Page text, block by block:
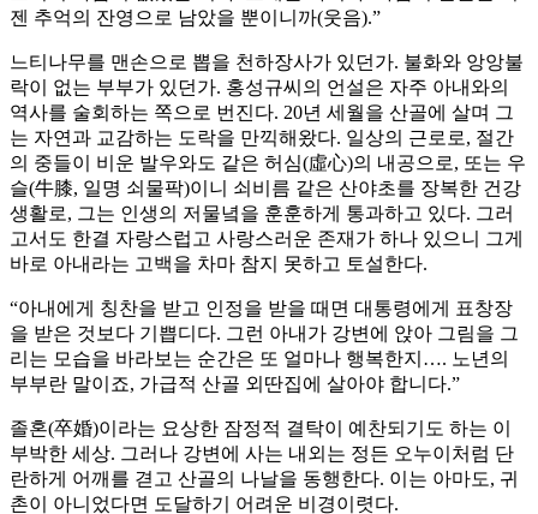
젠 추억의 잔영으로 남았을 뿐이니까(웃음).”
느티나무를 맨손으로 뽑을 천하장사가 있던가. 불화와 앙앙불
락이 없는 부부가 있던가. 홍성규씨의 언설은 자주 아내와의
역사를 술회하는 쪽으로 번진다. 20년 세월을 산골에 살며 그
는 자연과 교감하는 도락을 만끽해왔다. 일상의 근로로, 절간
의 중들이 비운 발우와도 같은 허심(虛心)의 내공으로, 또는 우
슬(牛膝, 일명 쇠물팍)이니 쇠비름 같은 산야초를 장복한 건강
생활로, 그는 인생의 저물녘을 훈훈하게 통과하고 있다. 그러
고서도 한결 자랑스럽고 사랑스러운 존재가 하나 있으니 그게
바로 아내라는 고백을 차마 참지 못하고 토설한다.
“아내에게 칭찬을 받고 인정을 받을 때면 대통령에게 표창장
을 받은 것보다 기쁩디다. 그런 아내가 강변에 앉아 그림을 그
리는 모습을 바라보는 순간은 또 얼마나 행복한지…. 노년의
부부란 말이죠, 가급적 산골 외딴집에 살아야 합니다.”
졸혼(卒婚)이라는 요상한 잠정적 결탁이 예찬되기도 하는 이
부박한 세상. 그러나 강변에 사는 내외는 정든 오누이처럼 단
란하게 어깨를 겯고 산골의 나날을 동행한다. 이는 아마도, 귀
촌이 아니었다면 도달하기 어려운 비경이렷다.